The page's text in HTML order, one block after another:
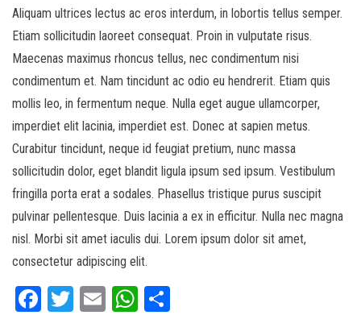
Aliquam ultrices lectus ac eros interdum, in lobortis tellus semper.
Etiam sollicitudin laoreet consequat. Proin in vulputate risus.
Maecenas maximus rhoncus tellus, nec condimentum nisi
condimentum et. Nam tincidunt ac odio eu hendrerit. Etiam quis
mollis leo, in fermentum neque. Nulla eget augue ullamcorper,
imperdiet elit lacinia, imperdiet est. Donec at sapien metus.
Curabitur tincidunt, neque id feugiat pretium, nunc massa
sollicitudin dolor, eget blandit ligula ipsum sed ipsum. Vestibulum
fringilla porta erat a sodales. Phasellus tristique purus suscipit
pulvinar pellentesque. Duis lacinia a ex in efficitur. Nulla nec magna
nisl. Morbi sit amet iaculis dui. Lorem ipsum dolor sit amet,
consectetur adipiscing elit.
Fa T
E
W